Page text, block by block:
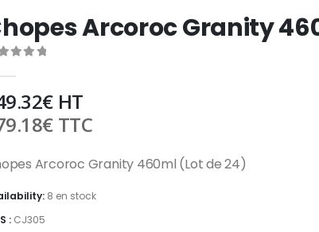
Arcoroc Granity
€HT
€TTC
Arcoroc Granity 460ml (Lot de 24)
8 en stock
: CJ305